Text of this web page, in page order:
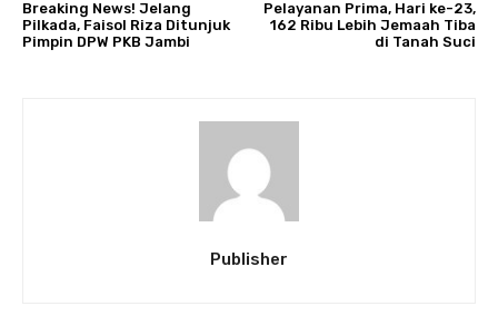
Breaking News! Jelang
Pilkada, Faisol Riza Ditunjuk
Pimpin DPW PKB Jambi
Pelayanan Prima, Hari ke-23,
162 Ribu Lebih Jemaah Tiba
di Tanah Suci
Publisher